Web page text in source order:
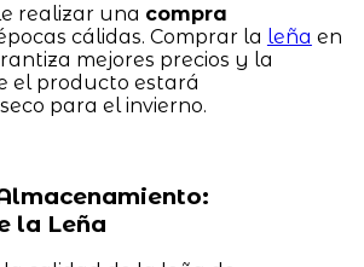
realizar una compra
cálidas. Comprar la leña en
mejores precios y la
el producto estará
para el invierno.
la Leña